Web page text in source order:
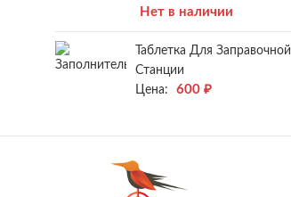
Нет в наличии
Таблетка Для Заправочной
Станции
Цена:
600 ₽